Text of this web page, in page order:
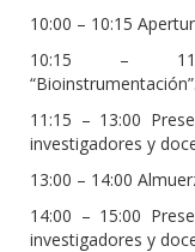
10:00 – 10:15
10:15 –
11:15 – 13:00
investigadores y
13:00 – 14:00
14:00 – 15:00
investigadores y